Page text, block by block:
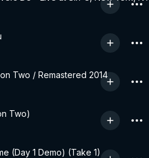
Two / Remastered 2014
Two)
(Day 1 Demo) (Take 1)